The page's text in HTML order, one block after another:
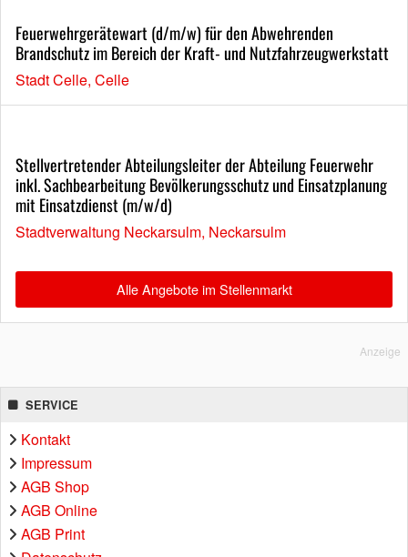
Feuerwehrgerätewart (d/m/w) für den Abwehrenden
Brandschutz im Bereich der Kraft- und Nutzfahrzeugwerkstatt
Stadt Celle, Celle
Stellvertretender Abteilungsleiter der Abteilung Feuerwehr
inkl. Sachbearbeitung Bevölkerungsschutz und Einsatzplanung
mit Einsatzdienst (m/w/d)
Stadtverwaltung Neckarsulm, Neckarsulm
Alle Angebote im Stellenmarkt
Anzeige
SERVICE
Kontakt
Impressum
AGB Shop
AGB Online
AGB Print